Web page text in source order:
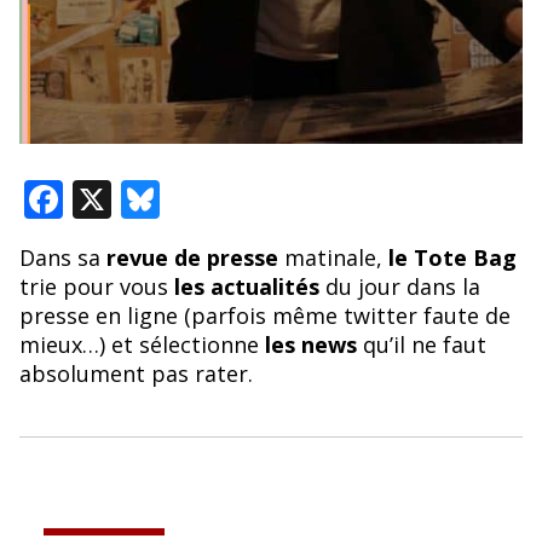
F
e
b
o
o
k
X Bl
u
e
sk
y
Dans sa revue de presse matinale, le Tote Bag
trie pour vous les actualitésdu jour dans la
presse en ligne (parfois même twitter faute de
mieux…) et sélectionne les newsqu’il ne faut
absolument pas rater.